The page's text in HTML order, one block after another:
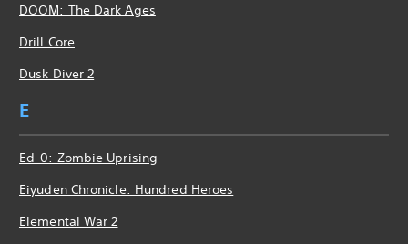
DOOM: The Dark Ages
Drill Core
Dusk Diver 2
E
Ed-0: Zombie Uprising
Eiyuden Chronicle: Hundred Heroes
Elemental War 2